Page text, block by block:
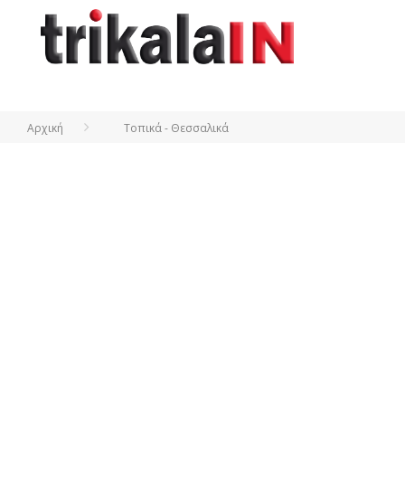
Αρχική Τοπικά - Θεσσαλικά